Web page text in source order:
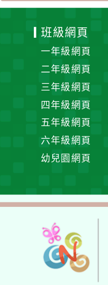
班級網頁
一年級網頁
二年級網頁
三年級網頁
四年級網頁
五年級網頁
六年級網頁
幼兒園網頁